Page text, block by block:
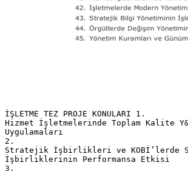
İŞLETME TEZ PROJE KONULARI 1.
Hizmet İşletmelerinde Toplam Kalite
Uygulamaları
2.
Stratejik İşbirlikleri ve KOBİ’lerde
İşbirliklerinin Performansa Etkisi
3.